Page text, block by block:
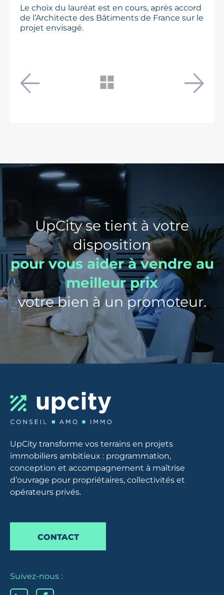
Le choix du lauréat est en cours, après accord
de l’Architecte des Bâtiments de France sur le
projet envisagé.
UpCity se tient à votre
disposition
pour vous aider à vendre au
meilleur prix
votre bien à un promoteur.
UpCity transforme vos terrains en projets
immobiliers ambitieux : programmation,
conception et accompagnement à maîtrise
d’ouvrage pour propriétaires, collectivités et
opérateurs privés.
CONTACT
Suivez-nous :